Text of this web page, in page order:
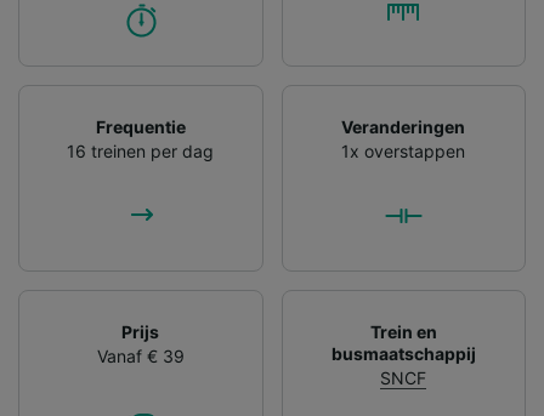
Frequentie
16 treinen per dag
Veranderingen
1x overstappen
Prijs
Vanaf € 39
Trein en
busmaatschappij
SNCF